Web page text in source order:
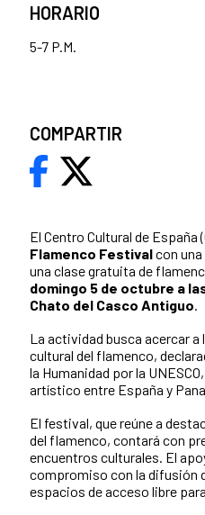
El Centro Cultural de España
Flamenco Festivalcon
una clase gratuita de
domingo 5 de octubre a
Chato del Casco Antiguo.
La actividad busca acercar a
cultural del flamenco,
la Humanidad por la
artístico entre España y
El festival, que reúne a
del flamenco, contará con
encuentros culturales. El
compromiso con la difusión
espacios de acceso libre
HORARIO
5-7 P.M.
COMPARTIR